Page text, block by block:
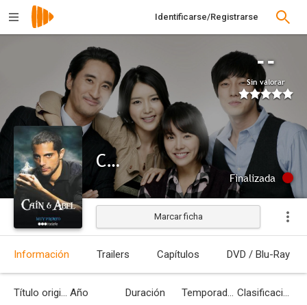
Identificarse/Registrarse
--
Sin valorar
Caín y Abel
Finalizada
Marcar ficha
Información Trailers Capítulos DVD / Blu-Ray
Título original Año Duración Temporadas Clasificación por edades